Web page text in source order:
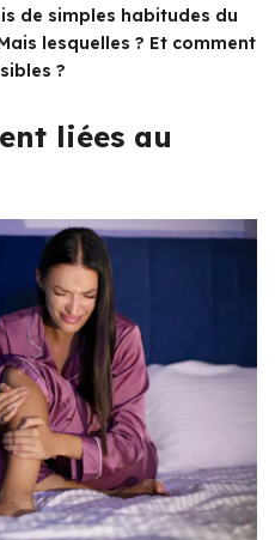
de simples habitudes du
lesquelles ? Et comment
?
liées au